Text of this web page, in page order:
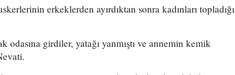
erkeklerden ayırdıktan sonra kadınları topladığı
girdiler, yatağı yanmıştı ve annemin kemik